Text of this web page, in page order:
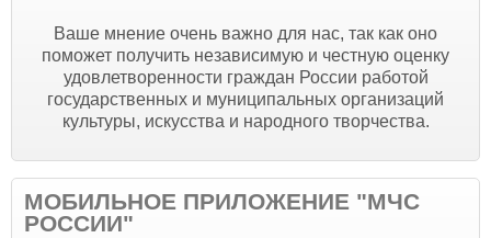
Ваше мнение очень важно для нас, так как оно
поможет получить независимую и честную оценку
удовлетворенности граждан России работой
государственных и муниципальных организаций
культуры, искусства и народного творчества.
МОБИЛЬНОЕ ПРИЛОЖЕНИЕ "МЧС
РОССИИ"